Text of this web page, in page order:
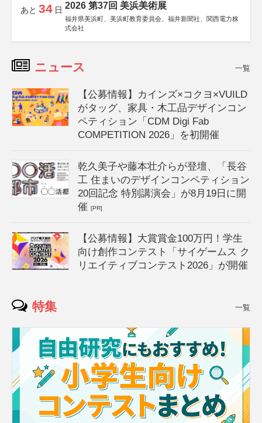
あと 34 日 2026 第37回 美浜美術展
福井県美浜町、美浜町教育委員会、福井新聞社、関西電力株
式会社
ニュース 一覧
【公募情報】カインズ×コクヨ×VUILD
がタッグ、家具・木工品デザインコン
ペティション「CDM Digi Fab
COMPETITION 2026」を初開催
乾久美子や藤本壮介らが登壇、「長谷
工 住まいのデザインコンペティション
20回記念 特別講演会」が8月19日に開
催[PR]
【公募情報】大賞賞金100万円！学生
向け創作コンテスト「サイゲームス ク
リエイティブコンテスト2026」が開催
特集 一覧